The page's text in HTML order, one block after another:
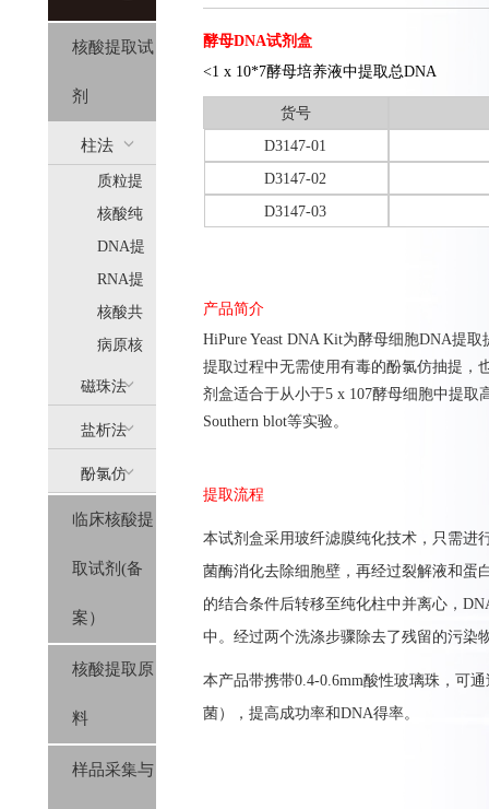
核酸提取试
剂
柱法
质粒提
取
核酸纯
化
DNA提
取
RNA提
取
核酸共
提
(AllPure)
病原核
酸提取
磁珠法
(MagPure)
盐析法
(SolPure)
酚氯仿
(Trizol系
列）
临床核酸提
取试剂(备
案）
核酸提取原
料
样品采集与
酵母DNA试剂盒
<1 x 10*7酵母培养液中提取总DNA
货号
D3147-01
D3147-02
D3147-03
产品简介
HiPure Yeast DNA Kit为酵母细胞DNA提
提取过程中无需使用有毒的酚氯仿抽提，
剂盒适合于从小于5 x 107酵母细胞中提取
Southern blot等实验。
提取流程
本试剂盒采用玻纤滤膜纯化技术，只需进
菌酶消化去除细胞壁，再经过裂解液和蛋
的结合条件后转移至纯化柱中并离心，
中 。 经过两个洗涤步骤除去了残留的污染
本产品带携带0.4-0.6mm酸性玻璃珠，可
菌），提高成功率和DNA得率。